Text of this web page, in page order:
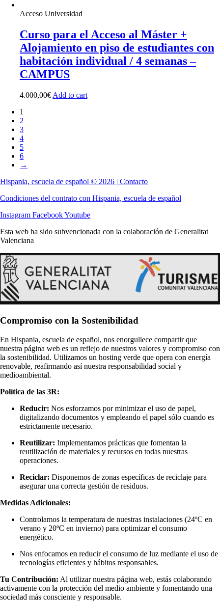
Acceso Universidad
Curso para el Acceso al Máster +
Alojamiento en piso de estudiantes con
habitación individual / 4 semanas –
CAMPUS
4.000,00€ Add to cart
1
2
3
4
5
6
→
Hispania, escuela de español © 2026 | Contacto
Condiciones del contrato con Hispania, escuela de español
Instagram FacebookYoutube
Esta web ha sido subvencionada con la colaboración de Generalitat
Valenciana
Compromiso con la Sostenibilidad
En Hispania, escuela de español, nos enorgullece compartir que
nuestra página web es un reflejo de nuestros valores y compromiso con
la sostenibilidad. Utilizamos un hosting verde que opera con energía
renovable, reafirmando así nuestra responsabilidad social y
medioambiental.
Política de las 3R:
Reducir: Nos esforzamos por minimizar el uso de papel,
digitalizando documentos y empleando el papel sólo cuando es
estrictamente necesario.
Reutilizar: Implementamos prácticas que fomentan la
reutilización de materiales y recursos en todas nuestras
operaciones.
Reciclar: Disponemos de zonas específicas de reciclaje para
asegurar una correcta gestión de residuos.
Medidas Adicionales:
Controlamos la temperatura de nuestras instalaciones (24ºC en
verano y 20ºC en invierno) para optimizar el consumo
energético.
Nos enfocamos en reducir el consumo de luz mediante el uso de
tecnologías eficientes y hábitos responsables.
Tu Contribución: Al utilizar nuestra página web, estás colaborando
activamente con la protección del medio ambiente y fomentando una
sociedad más consciente y responsable.